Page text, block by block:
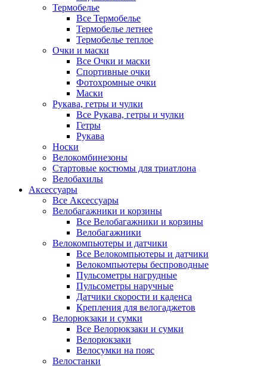
Термобелье
Все Термобелье
Термобелье летнее
Термобелье теплое
Очки и маски
Все Очки и маски
Спортивные очки
Фотохромные очки
Маски
Рукава, гетры и чулки
Все Рукава, гетры и чулки
Гетры
Рукава
Носки
Велокомбинезоны
Стартовые костюмы для триатлона
Велобахилы
Аксессуары
Все Аксессуары
Велобагажники и корзины
Все Велобагажники и корзины
Велобагажники
Велокомпьютеры и датчики
Все Велокомпьютеры и датчики
Велокомпьютеры беспроводные
Пульсометры нагрудные
Пульсометры наручные
Датчики скорости и каденса
Крепления для велогаджетов
Велорюкзаки и сумки
Все Велорюкзаки и сумки
Велорюкзаки
Велосумки на пояс
Велостанки